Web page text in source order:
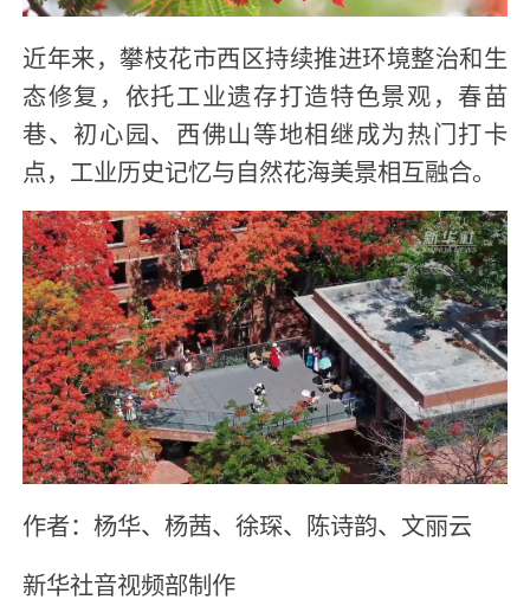
近年来，攀枝花市西区持续推进环境整治和生
态修复，依托工业遗存打造特色景观，春苗
巷、初心园、西佛山等地相继成为热门打卡
点，工业历史记忆与自然花海美景相互融合。
作者：杨华、杨茜、徐琛、陈诗韵、文丽云
新华社音视频部制作